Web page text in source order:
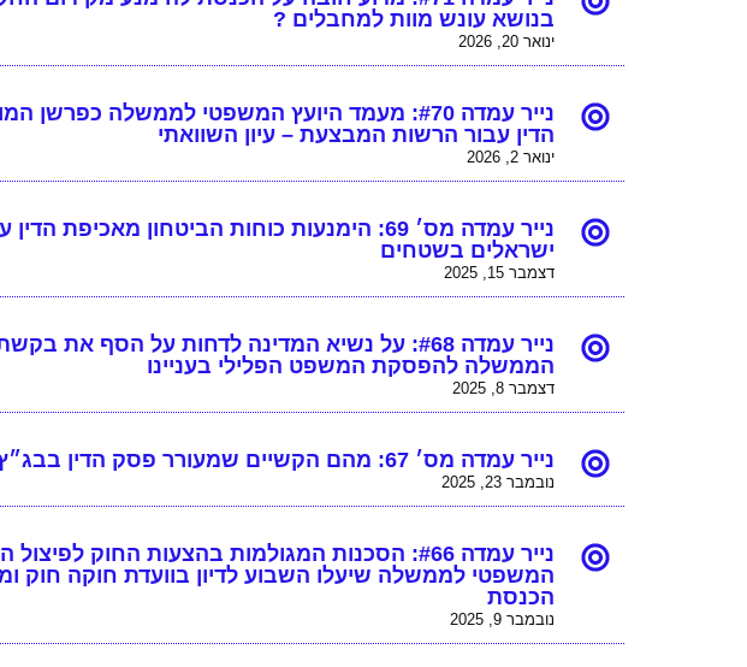
בנושא עונש מוות למחבלים ?
ינואר 20, 2026
נייר עמדה #70: מעמד היועץ המשפטי לממשלה כפרשן
הדין עבור הרשות המבצעת – עיון השוואתי
ינואר 2, 2026
נייר עמדה מס׳ 69: הימנעות כוחות הביטחון מאכיפת הדין
ישראלים בשטחים
דצמבר 15, 2025
נייר עמדה #68: על נשיא המדינה לדחות על הסף את
הממשלה להפסקת המשפט הפלילי בעניינו
דצמבר 8, 2025
נייר עמדה מס׳ 67: מהם הקשיים שמעורר פסק הדין בבג״ץ בוארון?
נובמבר 23, 2025
נייר עמדה #66: הסכנות המגולמות בהצעות החוק לפיצול
המשפטי לממשלה שיעלו השבוע לדיון בוועדת חוקה חוק
הכנסת
נובמבר 9, 2025